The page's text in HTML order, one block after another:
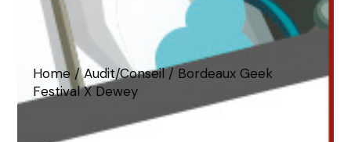
Home Audit/Conseil
Bordeaux Geek
Festival X Dewey